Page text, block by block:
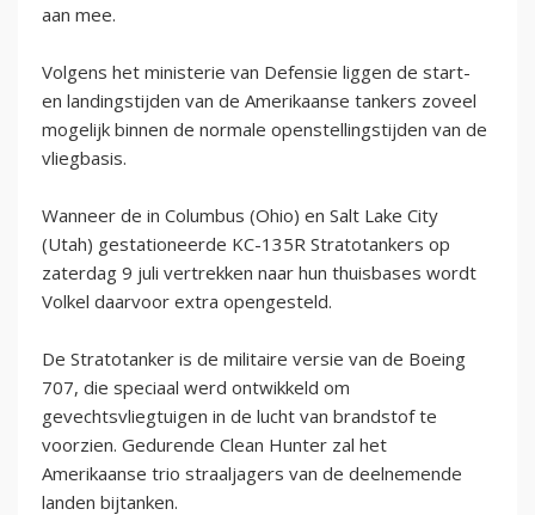
aan mee.
Volgens het ministerie van Defensie liggen de start-
en landingstijden van de Amerikaanse tankers zoveel
mogelijk binnen de normale openstellingstijden van de
vliegbasis.
Wanneer de in Columbus (Ohio) en Salt Lake City
(Utah) gestationeerde KC-135R Stratotankers op
zaterdag 9 juli vertrekken naar hun thuisbases wordt
Volkel daarvoor extra opengesteld.
De Stratotanker is de militaire versie van de Boeing
707, die speciaal werd ontwikkeld om
gevechtsvliegtuigen in de lucht van brandstof te
voorzien. Gedurende Clean Hunter zal het
Amerikaanse trio straaljagers van de deelnemende
landen bijtanken.